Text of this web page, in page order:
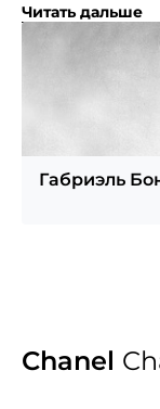
выпущенных в
Верхние ноты:
сердца: жасмин,
ноты базы:
сандаловое
Читать дальше
Габриэль
Chanel